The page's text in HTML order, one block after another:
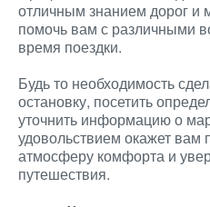
отличным знанием дорог и
помочь вам с различными
время поездки.
Будь то необходимость
остановку, посетить
уточнить информацию о
удовольствием окажет вам
атмосферу комфорта и
путешествия.